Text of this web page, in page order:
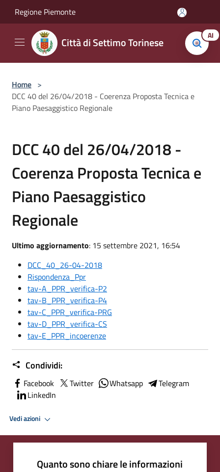
Regione Piemonte
Città di Settimo Torinese AI
Home >
DCC 40 del 26/04/2018 - Coerenza Proposta Tecnica e
Piano Paesaggistico Regionale
DCC 40 del 26/04/2018 -
Coerenza Proposta Tecnica e
Piano Paesaggistico
Regionale
Ultimo aggiornamento: 15 settembre 2021, 16:54
DCC_40_26-04-2018
Rispondenza_Ppr
tav-A_PPR_verifica-P2
tav-B_PPR_verifica-P4
tav-C_PPR_verifica-PRG
tav-D_PPR_verifica-CS
tav-E_PPR_incoerenze
Condividi:
Facebook Twitter Whatsapp
Telegram
LinkedIn
Vedi azioni
Quanto sono chiare le informazioni